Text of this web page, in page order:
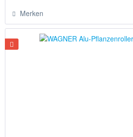
Merken